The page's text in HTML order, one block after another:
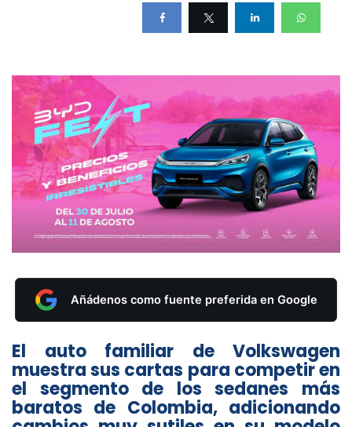
Añádenos como fuente preferida en Google
El auto familiar de Volkswagen
muestra sus cartas para competir en
el segmento de los sedanes más
baratos de Colombia, adicionando